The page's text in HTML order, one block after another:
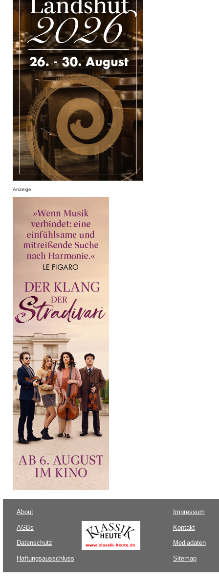
Anzeige
About
AGBs
Datenschutz
Haftungsausschluss
Impressum
Kontakt
Mediadaten
Sitemap